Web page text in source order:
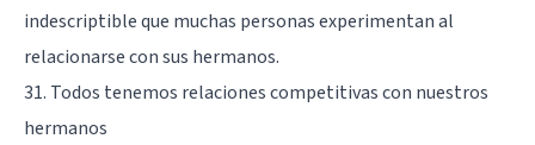
indescriptible que muchas personas experimentan al
relacionarse con sus hermanos.
31. Todos tenemos relaciones competitivas con nuestros
hermanos